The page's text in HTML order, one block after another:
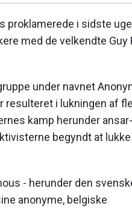
proklamerede i sidste
med de velkendte
under navnet
resulteret i lukningen af
kamp herunder ansar-
begyndt at
- herunder den
anonyme, belgiske